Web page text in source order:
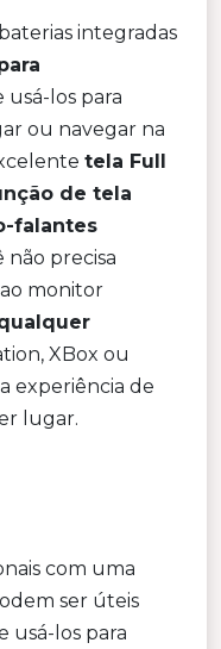
integradas
usá-los para
ou navegar na
tela Full
de tela
falantes
não precisa
monitor
XBox ou
experiência de
lugar.
com uma
ser úteis
usá-los para